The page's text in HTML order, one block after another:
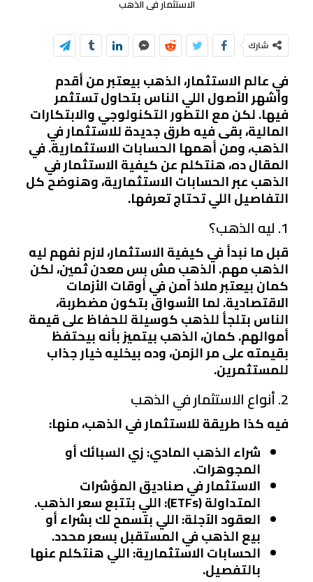
الاستثمار فى الذهب
شارك
في عالم الاستثمار، الذهب بيعتبر من أقدم
وأشهر الأصول اللي الناس بتحاول تستثمر
فيها. لكن مع التطور التكنولوجي والابتكارات
المالية، بقى فيه طرق جديدة للاستثمار في
الذهب، ومن أهمها الحسابات الاستثمارية. في
المقال ده، هنتكلم عن كيفية الاستثمار في
الذهب عبر الحسابات الاستثمارية، وهنوضح كل
التفاصيل اللي تحتاج تعرفها.
1. ليه الذهب؟
قبل ما نبدأ في كيفية الاستثمار، لازم نفهم ليه
الذهب مهم. الذهب مش بس معدن ثمين، لكن
كمان بيعتبر ملاذ آمن في أوقات الأزمات
الاقتصادية. لما الأسواق بتكون مضطربة،
الناس بتلجأ للذهب كوسيلة للحفاظ على قيمة
أموالهم. كمان، الذهب بيتميز بأنه بيحتفظ
بقيمته على مر الزمن، وده بيخليه خيار جذاب
للمستثمرين.
2. أنواع الاستثمار في الذهب
فيه كذا طريقة للاستثمار في الذهب، منها:
شراء الذهب المادي: زي السبائك أو
المجوهرات.
الاستثمار في صناديق المؤشرات
المتداولة (ETFs) : اللي بتتبع سعر الذهب.
العقود الآجلة: اللي بتسمح لك بشراء أو
بيع الذهب في المستقبل بسعر محدد.
الحسابات الاستثمارية: اللي هنتكلم عنها
بالتفصيل.